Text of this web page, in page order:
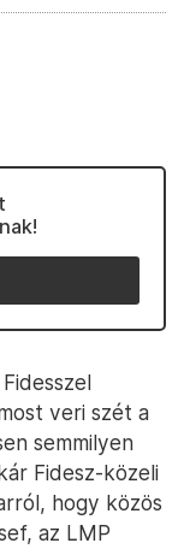
veri szét a
semmilyen
Fidesz-közeli
hogy közös
az LMP